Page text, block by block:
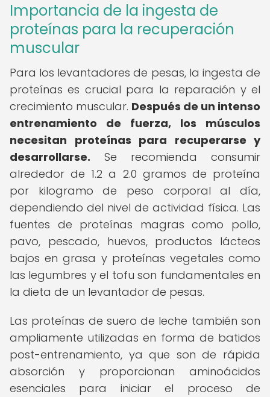
Importancia de la ingesta de
proteínas para la recuperación
muscular
Para los levantadores de pesas, la ingesta de
proteínas es crucial para la reparación y el
crecimiento muscular. Después de un intenso
entrenamiento de fuerza, los músculos
necesitan proteínas para recuperarse y
desarrollarse. Se recomienda consumir
alrededor de 1.2 a 2.0 gramos de proteína
por kilogramo de peso corporal al día,
dependiendo del nivel de actividad física. Las
fuentes de proteínas magras como pollo,
pavo, pescado, huevos, productos lácteos
bajos en grasa y proteínas vegetales como
las legumbres y el tofu son fundamentales en
la dieta de un levantador de pesas.
Las proteínas de suero de leche también son
ampliamente utilizadas en forma de batidos
post-entrenamiento, ya que son de rápida
absorción y proporcionan aminoácidos
esenciales para iniciar el proceso de